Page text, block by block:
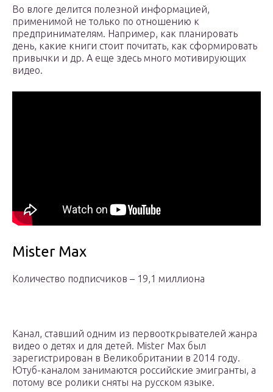
Во влоге делится полезной информацией,
применимой не только по отношению к
предпринимателям. Например, как планировать
день, какие книги стоит почитать, как сформировать
привычки и др. А еще здесь много мотивирующих
видео.
Mister Max
Количество подписчиков – 19,1 миллиона
Канал, ставший одним из первооткрывателей жанра
видео о детях и для детей. Mister Max был
зарегистрирован в Великобритании в 2014 году.
Ютуб-каналом занимаются российские эмигранты, а
потому все ролики сняты на русском языке.